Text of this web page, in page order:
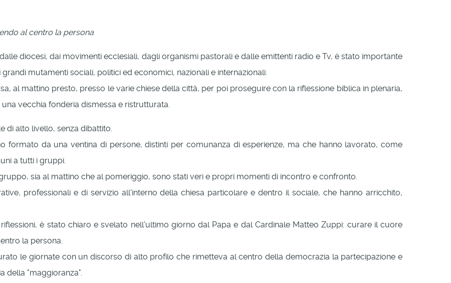
al centro la persona
diocesi, dai movimenti ecclesiali, dagli organismi pastorali e dalle emittenti radio e Tv, è stato importante
mutamenti sociali, politici ed economici, nazionali e internazionali.
al mattino presto, presso le varie chiese della città, per poi proseguire con la riflessione biblica in plenaria,
vecchia fonderia dismessa e ristrutturata.
di alto livello, senza dibattito.
formato da una ventina di persone, distinti per comunanza di esperienze, ma che hanno lavorato, come
a tutti i gruppi.
sia al mattino che al pomeriggio, sono stati veri e propri momenti di incontro e confronto.
professionali e di servizio all'interno della chiesa particolare e dentro il sociale, che hanno arricchito,
è stato chiaro e svelato nell'ultimo giorno dal Papa e dal Cardinale Matteo Zuppi: curare il cuore
la persona.
le giornate con un discorso di alto profilo che rimetteva al centro della democrazia la partecipazione e
della "maggioranza".